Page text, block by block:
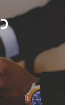
2026. The
involved in the